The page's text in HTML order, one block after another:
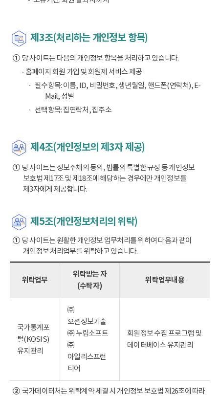
제3조(처리하는 개인정보 항목)
①당 사이트는 다음의 개인정보 항목을 처리하고 있습니다.
- 홈페이지 회원 가입 및 회원제 서비스 제공
필수항목: 이름, ID, 비밀번호, 생년월일, 핸드폰(연락처), E-
Mail, 성별
선택항목: 집연락처, 집주소
제4조(개인정보의 제3자 제공)
①당 사이트는 정보주체의 동의, 법률의 특별한 규정 등 개인정보
보호법 제17조 및 제18조에 해당하는 경우에만 개인정보를
제3자에게 제공합니다.
제5조(개인정보처리의 위탁)
①당 사이트는 원활한 개인정보 업무처리를 위하여 다음과 같이
개인정보 처리업무를 위탁하고 있습니다.
위탁업무
위탁받는 자
(수탁자)
위탁업무내용
국가통계포
털(KOSIS)
유지관리
㈜
오션정보기술
㈜ 누림소프트
㈜
아일리스프런
티어
회원정보 수집 프로그램 및
데이터베이스 유지관리
②국가데이터처는 위탁계약 체결 시 개인정보 보호법 제26조에 따라